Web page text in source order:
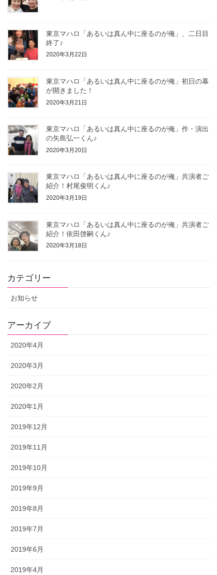
東京マハロ「あるいは真ん中に座るのが俺」、二日目
終了♪
2020年3月22日
東京マハロ「あるいは真ん中に座るのが俺」初日の幕
が開きました！
2020年3月21日
東京マハロ「あるいは真ん中に座るのが俺」作・演出
の矢島弘一くん♪
2020年3月20日
東京マハロ「あるいは真ん中に座るのが俺」共演者ご
紹介！村尾俊明くん♪
2020年3月19日
東京マハロ「あるいは真ん中に座るのが俺」共演者ご
紹介！依田啓嗣くん♪
2020年3月18日
カテゴリー
お知らせ
アーカイブ
2020年4月
2020年3月
2020年2月
2020年1月
2019年12月
2019年11月
2019年10月
2019年9月
2019年8月
2019年7月
2019年6月
2019年4月